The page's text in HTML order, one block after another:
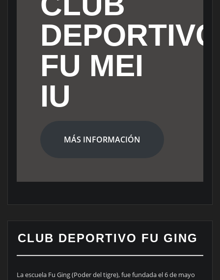
DEPORTIVO
FU MEI
IU
MÁS INFORMACIÓN
CLUB DEPORTIVO FU GING
La escuela Fu Ging (Poder del tigre), fue fundada el 6 de mayo